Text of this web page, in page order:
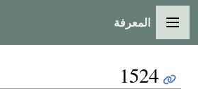
القائمة الرئيسية
المعرفة
1524